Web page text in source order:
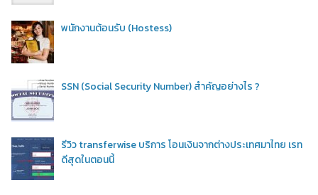
พนักงานต้อนรับ (Hostess)
SSN (Social Security Number) สำคัญอย่างไร ?
รีวิว transferwise บริการ โอนเงินจากต่างประเทศมาไทย เรท
ดีสุดในตอนนี้